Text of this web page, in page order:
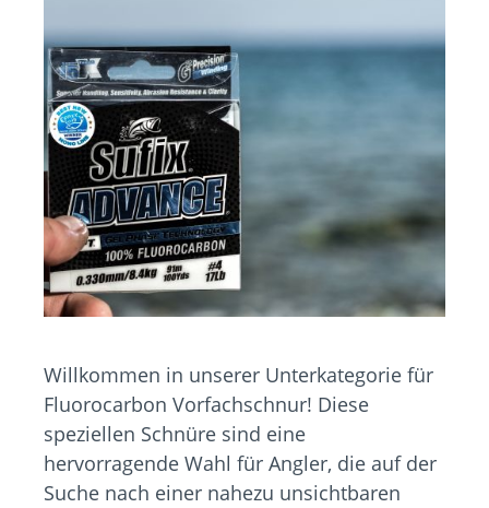
Willkommen in unserer Unterkategorie für
Fluorocarbon Vorfachschnur! Diese
speziellen Schnüre sind eine
hervorragende Wahl für Angler, die auf der
Suche nach einer nahezu unsichtbaren